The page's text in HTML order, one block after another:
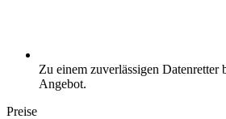
Zu einem zuverlässigen
Angebot.
Preise